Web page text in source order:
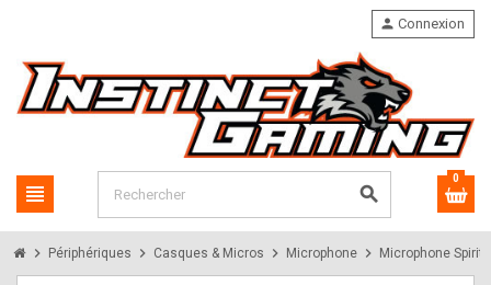
view_headline search
person Connexion
0
chevron_right Périphériques chevron_right Casques & Micros chevron_right Microphone chevron_right Microphone Spirit